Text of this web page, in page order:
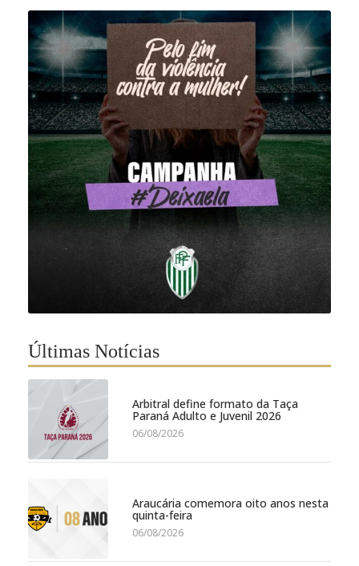
Últimas Notícias
Arbitral define formato da Taça
Paraná Adulto e Juvenil 2026
06/08/2026
Araucária comemora oito anos nesta
quinta-feira
06/08/2026